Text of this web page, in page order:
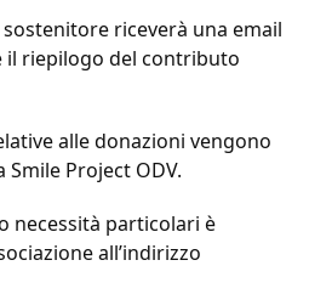
riceverà una email
riepilogo del contributo
alle donazioni vengono
Project ODV.
necessità particolari è
all’indirizzo